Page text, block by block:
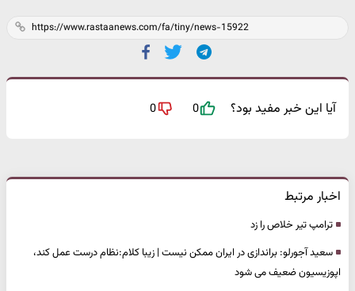
آیا این خبر مفید بود؟ 0
0
اخبار مرتبط
ترامپ تیر خلاص را زد
سعید آجورلو: براندازی در ایران ممکن نیست | زیبا کلام:نظام درست عمل کند،
اپوزیسیون ضعیف می شود